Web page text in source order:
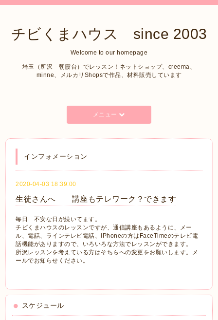
チビくまハウス since 2003
Welcome to our homepage
埼玉（所沢 朝霞台）でレッスン！ネットショップ、creema、
minne、メルカリShopsで作品、材料販売しています
メニュー
インフォメーション
2020-04-03 18:39:00
生徒さんへ 講座もテレワーク？できます
毎日 不安な日が続いてます。
チビくまハウスのレッスンですが、通信講座もあるように、メー
ル、電話、ラインテレビ電話、iPhoneの方はFaceTimeのテレビ電
話機能がありますので、いろいろな方法でレッスンができます。
所沢レッスンを考えている方はそちらへの変更をお願いします。メ
ールでお知らせください。
スケジュール